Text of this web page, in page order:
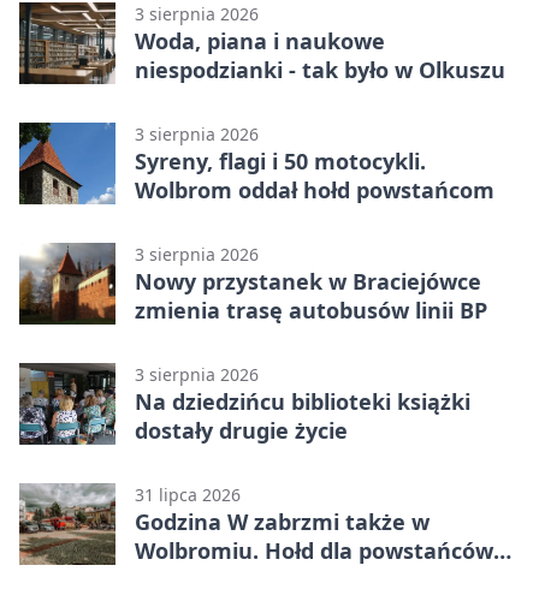
3 sierpnia 2026
Woda, piana i naukowe
niespodzianki - tak było w Olkuszu
3 sierpnia 2026
Syreny, flagi i 50 motocykli.
Wolbrom oddał hołd powstańcom
3 sierpnia 2026
Nowy przystanek w Braciejówce
zmienia trasę autobusów linii BP
3 sierpnia 2026
Na dziedzińcu biblioteki książki
dostały drugie życie
31 lipca 2026
Godzina W zabrzmi także w
Wolbromiu. Hołd dla powstańców